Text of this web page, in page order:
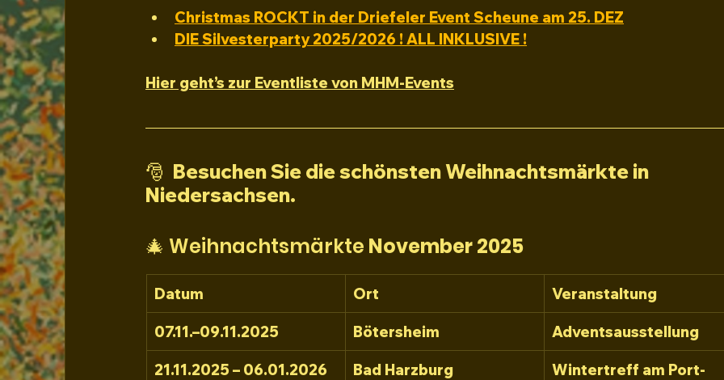
Christmas ROCKT in der Driefeler Event Scheune am 25. DEZ
DIE Silvesterparty 2025/2026 ! ALL INKLUSIVE !
Hier geht’s zur Eventliste von MHM-Events
🎅 Besuchen Sie die schönsten Weihnachtsmärkte in
Niedersachsen.
🎄 Weihnachtsmärkte November 2025
Datum Ort Veranstaltung
07.11.–09.11.2025 Bötersheim Adventsausstellung
21.11.2025 – 06.01.2026 Bad Harzburg
Wintertreff am Port-